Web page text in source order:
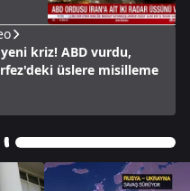
kriz! ABD vurdu,
üslere misilleme